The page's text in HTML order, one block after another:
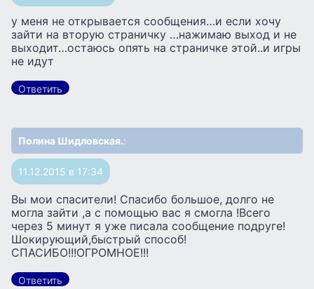
у меня не открывается сообщения…и если хочу
зайти на вторую страничку …нажимаю выход и не
выходит…остаюсь опять на страничке этой..и игры
не идут
Ответить
Полина Шидловская.:
11.12.2015 в 17:34
Вы мои спасители! Спасибо большое, долго не
могла зайти ,а с помощью вас я смогла !Всего
через 5 минут я уже писала сообщение подруге!
Шокирующий,быстрый способ!
СПАСИБО!!!ОГРОМНОЕ!!!
Ответить